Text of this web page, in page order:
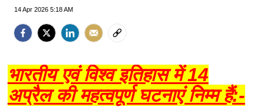
14 Apr 2026 5:18 AM
भारतीय एवं विश्व इतिहास में 14
अप्रैल की महत्वपूर्ण घटनाएं निम्म हैं:-